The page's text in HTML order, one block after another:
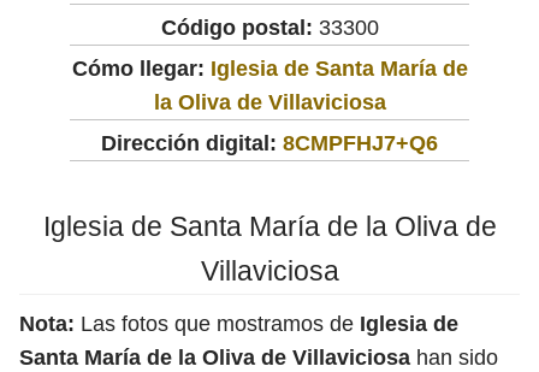
Código postal: 33300
Cómo llegar: Iglesia de Santa María de
la Oliva de Villaviciosa
Dirección digital: 8CMPFHJ7+Q6
Iglesia de Santa María de la Oliva de
Villaviciosa
Nota: Las fotos que mostramos de Iglesia de
Santa María de la Oliva de Villaviciosa han sido